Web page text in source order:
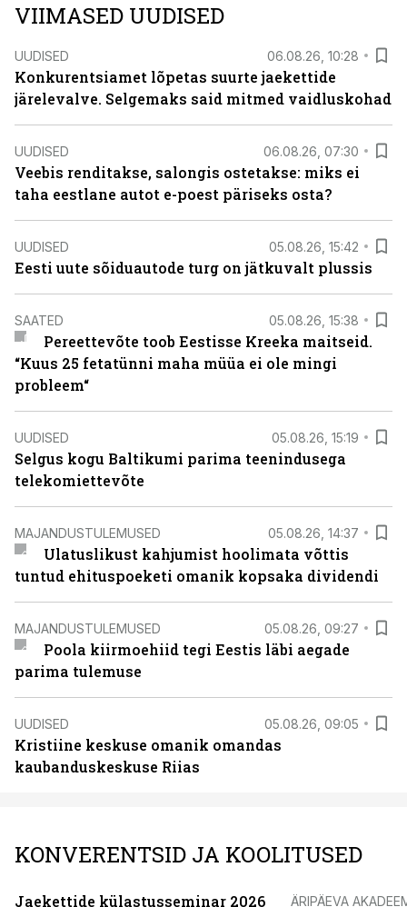
VIIMASED UUDISED
UUDISED 06.08.26, 10:28
Konkurentsiamet lõpetas suurte jaekettide
järelevalve. Selgemaks said mitmed vaidluskohad
UUDISED 06.08.26, 07:30
Veebis renditakse, salongis ostetakse: miks ei
taha eestlane autot e-poest päriseks osta?
UUDISED 05.08.26, 15:42
Eesti uute sõiduautode turg on jätkuvalt plussis
SAATED 05.08.26, 15:38
Pereettevõte toob Eestisse Kreeka maitseid.
“Kuus 25 fetatünni maha müüa ei ole mingi
probleem“
UUDISED 05.08.26, 15:19
Selgus kogu Baltikumi parima teenindusega
telekomiettevõte
MAJANDUSTULEMUSED 05.08.26, 14:37
Ulatuslikust kahjumist hoolimata võttis
tuntud ehituspoeketi omanik kopsaka dividendi
MAJANDUSTULEMUSED 05.08.26, 09:27
Poola kiirmoehiid tegi Eestis läbi aegade
parima tulemuse
UUDISED 05.08.26, 09:05
Kristiine keskuse omanik omandas
kaubanduskeskuse Riias
KONVERENTSID JA KOOLITUSED
Jaekettide külastusseminar 2026 ÄRIPÄEVA